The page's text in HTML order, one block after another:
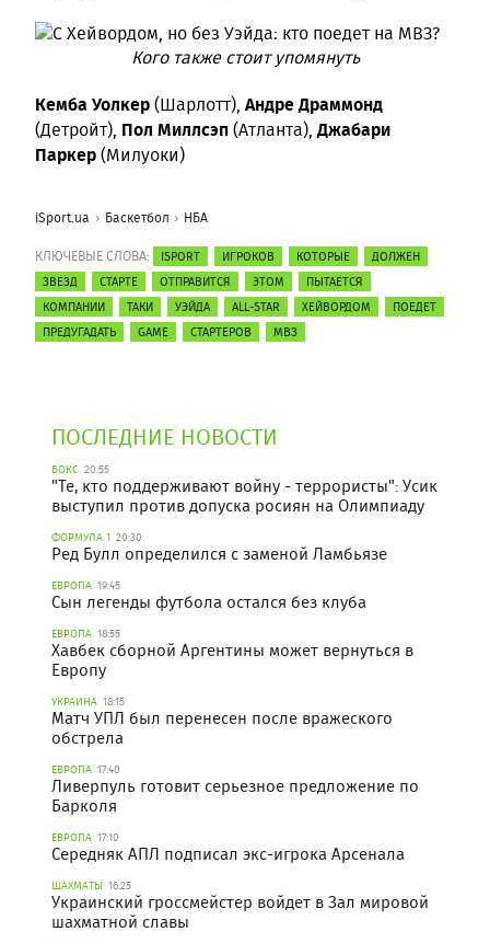
Кого также стоит упомянуть
Кемба Уолкер(Шарлотт), Андре Драммонд
(Детройт), Пол Миллсэп(Атланта),Джабари
Паркер(Милуоки)
iSport.ua Баскетбол НБА
КЛЮЧЕВЫЕ СЛОВА: ISPORT ИГРОКОВ КОТОРЫЕ
ДОЛЖЕН
ЗВЕЗД
СТАРТЕ ОТПРАВИТСЯ ЭТОМ
ПЫТАЕТСЯ
КОМПАНИИ
ТАКИ УЭЙДА ALL-STAR ХЕЙВОРДОМ
ПОЕДЕТ
ПРЕДУГАДАТЬ
GAME СТАРТЕРОВ МВЗ
ПОСЛЕДНИЕ НОВОСТИ
БОКС 20:55
"Те, кто поддерживают войну - террористы": Усик
выступил против допуска росиян на Олимпиаду
ФОРМУЛА 1 20:30
Ред Булл определился с заменой Ламбьязе
ЕВРОПА 19:45
Сын легенды футбола остался без клуба
ЕВРОПА 18:55
Хавбек сборной Аргентины может вернуться в
Европу
УКРАИНА 18:15
Матч УПЛ был перенесен после вражеского
обстрела
ЕВРОПА 17:40
Ливерпуль готовит серьезное предложение по
Барколя
ЕВРОПА 17:10
Середняк АПЛ подписал экс-игрока Арсенала
ШАХМАТЫ 16:25
Украинский гроссмейстер войдет в Зал мировой
шахматной славы